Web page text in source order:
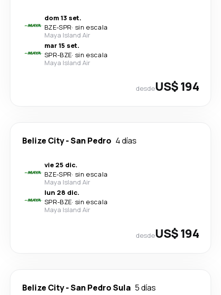
dom 13 set.
BZE-SPR· sin escala
Maya Island Air
mar 15 set.
SPR-BZE· sin escala
Maya Island Air
desdeUS$ 194
Belize City-San Pedro 4 días
vie 25 dic.
BZE-SPR· sin escala
Maya Island Air
lun 28 dic.
SPR-BZE· sin escala
Maya Island Air
desdeUS$ 194
Belize City-San Pedro Sula 5 días